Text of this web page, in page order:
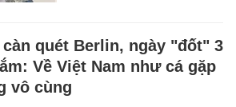
quét Berlin, ngày "đốt" 3
Về Việt Nam như cá gặp
vô cùng